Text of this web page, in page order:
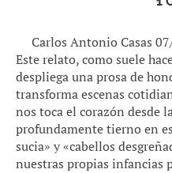
Carlos Antonio Casas
Este relato, como suele
despliega una prosa de
transforma escenas
nos toca el corazón desde
profundamente tierno en
sucia» y «cabellos
nuestras propias infancias